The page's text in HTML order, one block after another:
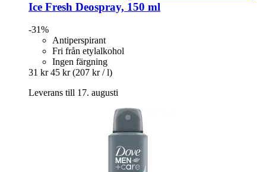
Ice Fresh Deospray, 150 ml
-31%
Antiperspirant
Fri från etylalkohol
Ingen färgning
31 kr 45 kr (207 kr / l)
Leverans till 17. augusti